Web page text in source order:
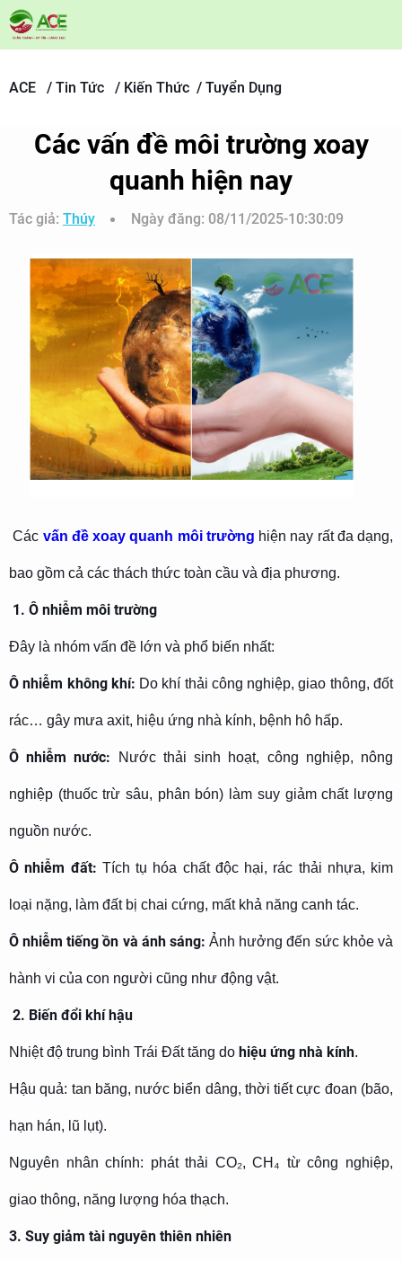
ACE / Tin Tức / Kiến Thức / Tuyển Dụng
Các vấn đề môi trường xoay
quanh hiện nay
Tác giả: Thúy Ngày đăng: 08/11/2025-10:30:09
Các vấn đề xoay quanh môi trường hiện nay rất đa dạng,
bao gồm cả các thách thức toàn cầu và địa phương.
1. Ô nhiễm môi trường
Đây là nhóm vấn đề lớn và phổ biến nhất:
Ô nhiễm không khí: Do khí thải công nghiệp, giao thông, đốt
rác… gây mưa axit, hiệu ứng nhà kính, bệnh hô hấp.
Ô nhiễm nước: Nước thải sinh hoạt, công nghiệp, nông
nghiệp (thuốc trừ sâu, phân bón) làm suy giảm chất lượng
nguồn nước.
Ô nhiễm đất: Tích tụ hóa chất độc hại, rác thải nhựa, kim
loại nặng, làm đất bị chai cứng, mất khả năng canh tác.
Ô nhiễm tiếng ồn và ánh sáng: Ảnh hưởng đến sức khỏe và
hành vi của con người cũng như động vật.
2. Biến đổi khí hậu
Nhiệt độ trung bình Trái Đất tăng do hiệu ứng nhà kính.
Hậu quả: tan băng, nước biển dâng, thời tiết cực đoan (bão,
hạn hán, lũ lụt).
Nguyên nhân chính: phát thải CO₂, CH₄ từ công nghiệp,
giao thông, năng lượng hóa thạch.
3. Suy giảm tài nguyên thiên nhiên